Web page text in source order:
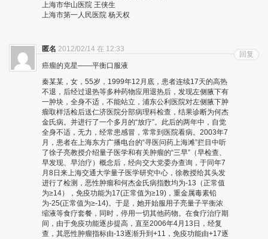
上海市华山医院 王侠生
上海市第一人民医院 杨天权
匿名 2012/02/14 在 12:33
癌瘤的克星——平衡口服液
秦某某，女，55岁，1999年12月底，患者连续17天的高热
不退，后经过退热等多种药物应用退热后，发现左侧腋下有
一肿块，全身不适，不能站立，浦东公利医院对左侧腋下肿
瘤取样活检后送仁济医院分部病理科检查，结果诊断为何杰
金氏病。并进行了一个多月的“放疗”。此后的两年中，自觉
全身不适，无力，经常患感冒，常常到医院看病。2003年7
月，患者在上海东方广播电台的“寻医问药上海滩”拦目中听
了徐子亮教授介绍量子医学和有关肿瘤的“三早”（早检查、
早发现、早治疗）概念后，经向交大党委办查询，于同年7
月8日来上海交通大学量子医学研究中心，徐教授给其头发
进行了检测，恶性肿瘤和何杰金氏病指数均为-13（正常值
为≥14），免疫功能为17(正常值为≥19)，重金属毒素铅
为-25(正常值为≥-14)。于是，她开始服用子亮量子平衡浓
缩液等食疗套餐，同时，停用一切其他药物。在食疗治疗期
间，由于免疫功能逐步提高，直至2006年4月13日，经复
查，其恶性肿瘤指标由-13逐渐升到+11，免疫功能由+17逐
回复